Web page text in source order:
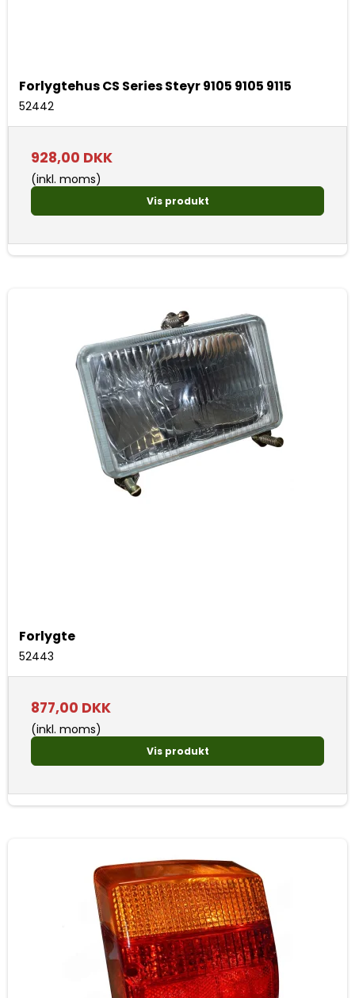
Forlygtehus CS Series Steyr 9105 9105 9115
52442
928,00 DKK
(inkl. moms)
Vis produkt
Forlygte
52443
877,00 DKK
(inkl. moms)
Vis produkt